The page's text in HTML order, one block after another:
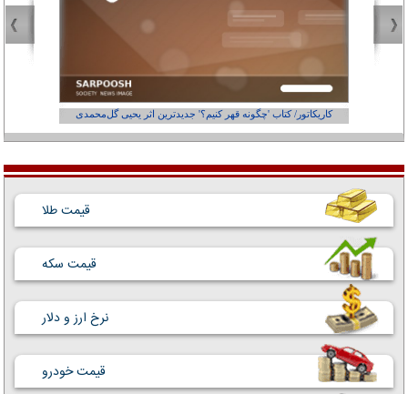
کاریکاتور/ کتاب 'چگونه قهر کنیم؟' جدیدترین اثر یحیی گل‌محمدی
قیمت طلا
قیمت سکه
نرخ ارز و دلار
قیمت خودرو